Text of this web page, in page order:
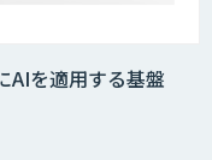
AIを適用する基盤